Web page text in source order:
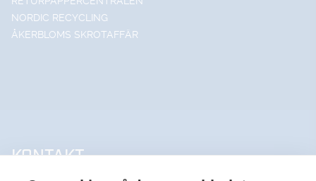
NORDIC RECYCLING
ÅKERBLOMS SKROTAFFÄR
KONTAKT